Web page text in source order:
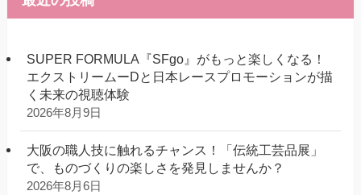
SUPER FORMULA『SFgo』がもっと楽しくなる！
エクストリームーDと日本レースプロモーションが描
く未来の視聴体験
2026年8月9日
大阪の職人技に触れるチャンス！「伝統工芸品展」
で、ものづくりの楽しさを発見しませんか？
2026年8月6日